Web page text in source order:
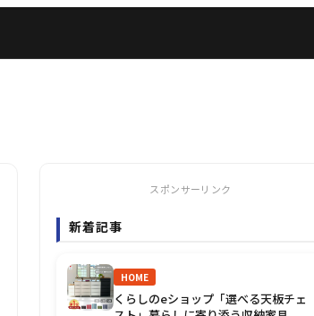
スポンサーリンク
新着記事
HOME
くらしのeショップ「選べる天板チェ